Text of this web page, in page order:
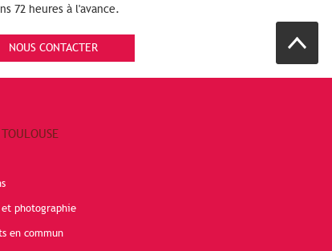
72 heures à l'avance.
NOUS CONTACTER
photographie
en commun